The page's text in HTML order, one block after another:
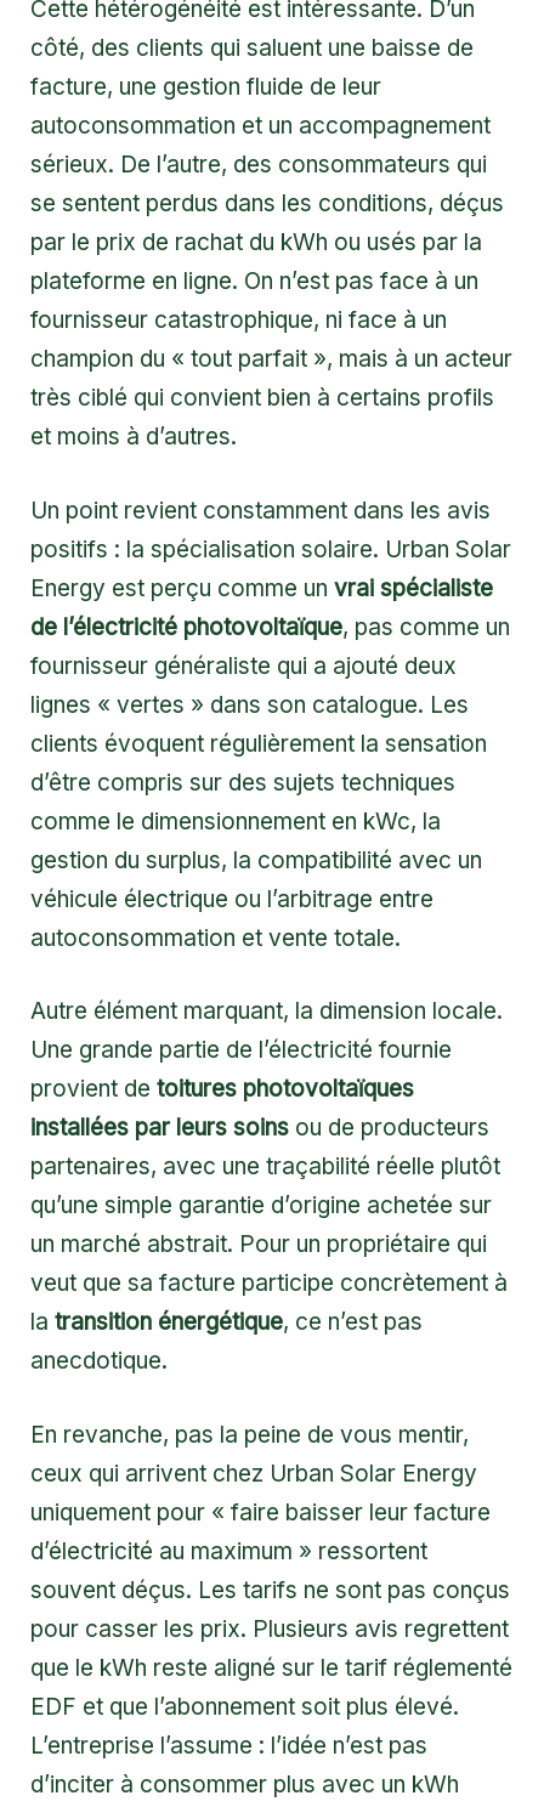
Cette hétérogénéité est intéressante. D’un
côté, des clients qui saluent une baisse de
facture, une gestion fluide de leur
autoconsommation et un accompagnement
sérieux. De l’autre, des consommateurs qui
se sentent perdus dans les conditions, déçus
par le prix de rachat du kWh ou usés par la
plateforme en ligne. On n’est pas face à un
fournisseur catastrophique, ni face à un
champion du « tout parfait », mais à un acteur
très ciblé qui convient bien à certains profils
et moins à d’autres.
Un point revient constamment dans les avis
positifs : la spécialisation solaire. Urban Solar
Energy est perçu comme un vrai spécialiste
de l’électricité photovoltaïque, pas comme un
fournisseur généraliste qui a ajouté deux
lignes « vertes » dans son catalogue. Les
clients évoquent régulièrement la sensation
d’être compris sur des sujets techniques
comme le dimensionnement en kWc, la
gestion du surplus, la compatibilité avec un
véhicule électrique ou l’arbitrage entre
autoconsommation et vente totale.
Autre élément marquant, la dimension locale.
Une grande partie de l’électricité fournie
provient de toitures photovoltaïques
installées par leurs soins ou de producteurs
partenaires, avec une traçabilité réelle plutôt
qu’une simple garantie d’origine achetée sur
un marché abstrait. Pour un propriétaire qui
veut que sa facture participe concrètement à
la transition énergétique, ce n’est pas
anecdotique.
En revanche, pas la peine de vous mentir,
ceux qui arrivent chez Urban Solar Energy
uniquement pour « faire baisser leur facture
d’électricité au maximum » ressortent
souvent déçus. Les tarifs ne sont pas conçus
pour casser les prix. Plusieurs avis regrettent
que le kWh reste aligné sur le tarif réglementé
EDF et que l’abonnement soit plus élevé.
L’entreprise l’assume : l’idée n’est pas
d’inciter à consommer plus avec un kWh